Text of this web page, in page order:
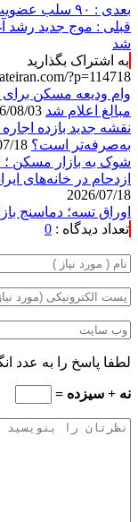
بعدی :
قبلی : موج جدید رشد
شد
به اشتراک بگذارید
?p=114718
وام ودیعه مسکن
مبالغ اعلام شد
نقشه جدید بازده
به‌صرفه‌تر است؟
شوک به بازار مسکن ؛
ازدحام در خانه‌های
2026/07/18
اوراق تسه؛ دماسنج
تعداد دیدگاه : 0
لطفا پاسخ را به عدد
نه + سیزده =